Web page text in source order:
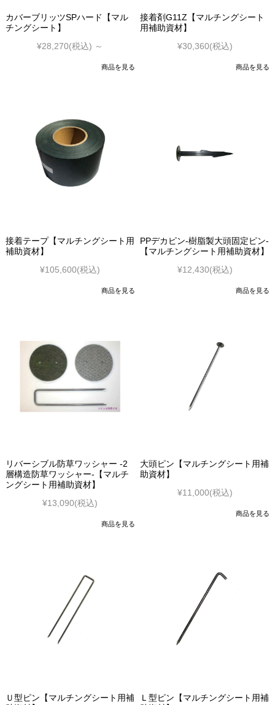
カバーブリッツSPハード【マル
チングシート】
¥28,270(税込) ～
商品を見る
接着剤G11Z【マルチングシート
用補助資材】
¥30,360(税込)
商品を見る
接着テープ【マルチングシート用
補助資材】
¥105,600(税込)
商品を見る
PPデカピン-樹脂製大頭固定ピン-
【マルチングシート用補助資材】
¥12,430(税込)
商品を見る
リバーシブル防草ワッシャー -2
層構造防草ワッシャー-【マルチ
ングシート用補助資材】
¥13,090(税込)
商品を見る
大頭ピン【マルチングシート用補
助資材】
¥11,000(税込)
商品を見る
Ｕ型ピン【マルチングシート用補
Ｌ型ピン【マルチングシート用補